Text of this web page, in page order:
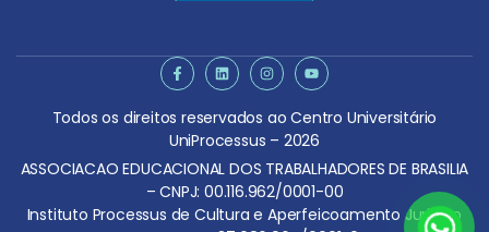
Todos os direitos reservados ao Centro Universitário
UniProcessus – 2026
ASSOCIACAO EDUCACIONAL DOS TRABALHADORES DE BRASILIA
– CNPJ: 00.116.962/0001-00
Instituto Processus de Cultura e Aperfeicoamento Juridico